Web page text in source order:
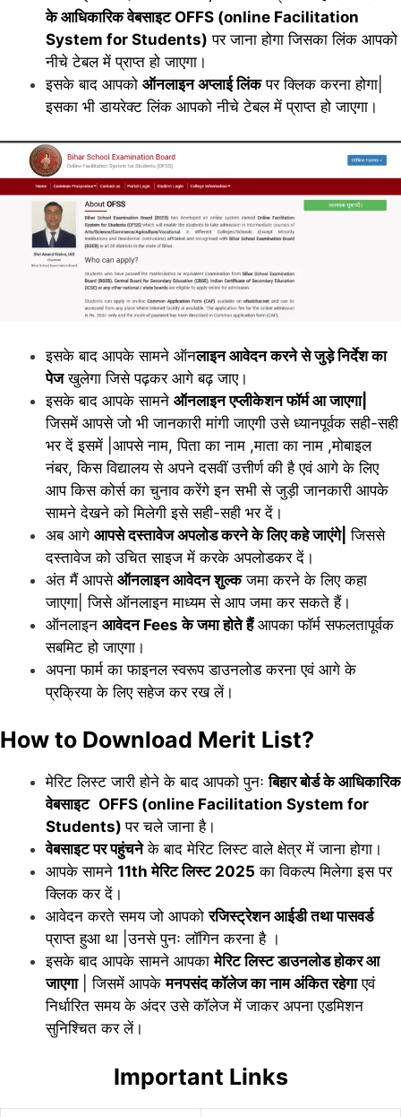
के आधिकारिक वेबसाइट OFFS (online Facilitation
System for Students) पर जाना होगा जिसका लिंक आपको
नीचे टेबल में प्राप्त हो जाएगा।
इसके बाद आपको ऑनलाइन अप्लाई लिंकपर क्लिक करना होगा|
इसका भी डायरेक्ट लिंक आपको नीचे टेबल में प्राप्त हो जाएगा।
इसके बाद आपके सामने ऑनलाइन आवेदन करने से जुड़े निर्देश का
पेजखुलेगा जिसे पढ़कर आगे बढ़ जाए।
इसके बाद आपके सामने ऑनलाइन एप्लीकेशन फॉर्म आ जाएगा|
जिसमें आपसे जो भी जानकारी मांगी जाएगी उसे ध्यानपूर्वक सही-सही
भर दें इसमें |आपसे नाम, पिता का नाम ,माता का नाम ,मोबाइल
नंबर, किस विद्यालय से अपने दसवीं उत्तीर्ण की है एवं आगे के लिए
आप किस कोर्स का चुनाव करेंगे इन सभी से जुड़ी जानकारी आपके
सामने देखने को मिलेगी इसे सही-सही भर दें।
अब आगे आपसे दस्तावेज अपलोड करने के लिए कहे जाएंगे| जिससे
दस्तावेज को उचित साइज में करके अपलोडकर दें।
अंत मैं आपसे ऑनलाइन आवेदन शुल्कजमा करने के लिए कहा
जाएगा| जिसे ऑनलाइन माध्यम से आप जमा कर सकते हैं।
ऑनलाइन आवेदन Fees के जमा होते हैंआपका फॉर्म सफलतापूर्वक
सबमिट हो जाएगा।
अपना फार्म का फाइनल स्वरूप डाउनलोड करना एवं आगे के
प्रक्रिया के लिए सहेज कर रख लें।
How to Download Merit List?
मेरिट लिस्ट जारी होने के बाद आपको पुनःबिहार बोर्ड के आधिकारिक
वेबसाइट OFFS (online Facilitation System for
Students)पर चले जाना है।
वेबसाइट पर पहुंचनेके बाद मेरिट लिस्ट वाले क्षेत्र में जाना होगा।
आपके सामने 11th मेरिट लिस्ट 2025 का विकल्प मिलेगा इस पर
क्लिक कर दें।
आवेदन करते समय जो आपकोरजिस्ट्रेशन आईडी तथा पासवर्ड
प्राप्त हुआ था |उनसे पुनः लॉगिन करना है ।
इसके बाद आपके सामने आपकामेरिट लिस्ट डाउनलोड होकर आ
जाएगा| जिसमें आपकेमनपसंद कॉलेज का नाम अंकित रहेगाएवं
निर्धारित समय के अंदर उसे कॉलेज में जाकर अपना एडमिशन
सुनिश्चित कर लें।
Important Links